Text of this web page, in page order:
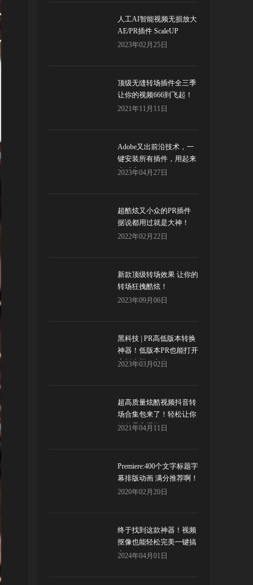
人工AI智能视频无损放大
AE/PR插件 ScaleUP
2023年02月25日
顶级无缝转场插件全三季
让你的视频666到飞起！
2021年11月11日
Adobe又出前沿技术，一
键安装所有插件，用起来
太过瘾了！
2023年04月27日
超酷炫又小众的PR插件
据说都用过就是大神！
2022年02月22日
新款顶级转场效果 让你的
转场狂拽酷炫！
2023年09月06日
黑科技 | PR高低版本转换
神器！低版本PR也能打开
高版本工程文件
2023年03月02日
超高质量炫酷视频抖音转
场合集包来了！轻松让你
的作品高逼格
2021年04月11日
Premiere:400个文字标题字
幕排版动画 满分推荐啊！
2020年02月20日
终于找到这款神器！视频
抠像也能轻松完美一键搞
定！Red Giant Primatte
2024年04月01日